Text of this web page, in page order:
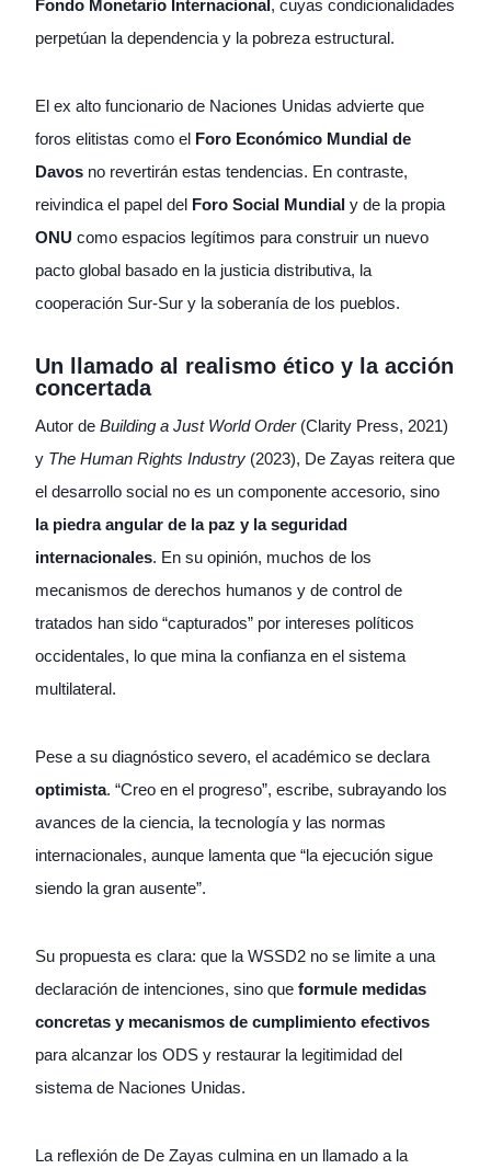
Fondo Monetario Internacional , cuyas condicionalidades
perpetúan la dependencia y la pobreza estructural.
El ex alto funcionario de Naciones Unidas advierte que
foros elitistas como el Foro Económico Mundial de
Davos no revertirán estas tendencias. En contraste,
reivindica el papel del Foro Social Mundial y de la propia
ONU como espacios legítimos para construir un nuevo
pacto global basado en la justicia distributiva, la
cooperación Sur-Sur y la soberanía de los pueblos.
Un llamado al realismo ético y la acción
concertada
Autor de Building a Just World Order(Clarity Press, 2021)
y The Human Rights Industry (2023), De Zayas reitera que
el desarrollo social no es un componente accesorio, sino
la piedra angular de la paz y la seguridad
internacionales. En su opinión, muchos de los
mecanismos de derechos humanos y de control de
tratados han sido “capturados” por intereses políticos
occidentales, lo que mina la confianza en el sistema
multilateral.
Pese a su diagnóstico severo, el académico se declara
optimista. “Creo en el progreso”, escribe, subrayando los
avances de la ciencia, la tecnología y las normas
internacionales, aunque lamenta que “la ejecución sigue
siendo la gran ausente”.
Su propuesta es clara: que la WSSD2 no se limite a una
declaración de intenciones, sino que formule medidas
concretas y mecanismos de cumplimiento efectivos
para alcanzar los ODS y restaurar la legitimidad del
sistema de Naciones Unidas.
La reflexión de De Zayas culmina en un llamado a la